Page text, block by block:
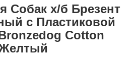
Собак х/б Брезент
c Пластиковой
Сotton